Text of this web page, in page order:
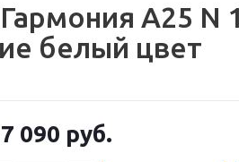
А25 N
белый цвет
090 руб.